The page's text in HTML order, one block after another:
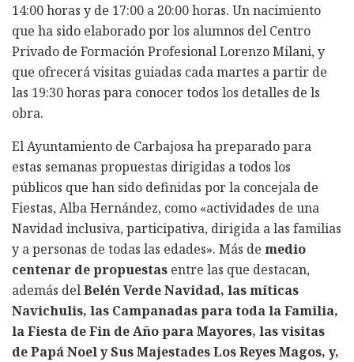
14:00 horas y de 17:00 a 20:00 horas. Un nacimiento
que ha sido elaborado por los alumnos del Centro
Privado de Formación Profesional Lorenzo Milani, y
que ofrecerá visitas guiadas cada martes a partir de
las 19:30 horas para conocer todos los detalles de ls
obra.
El Ayuntamiento de Carbajosa ha preparado para
estas semanas propuestas dirigidas a todos los
públicos que han sido definidas por la concejala de
Fiestas, Alba Hernández, como «actividades de una
Navidad inclusiva, participativa, dirigida a las familias
y a personas de todas las edades». Más de medio
centenar de propuestas entre las que destacan,
además delBelén Verde Navidad, las míticas
Navichulis, las Campanadas para toda la Familia,
la Fiesta de Fin de Año para Mayores, las visitas
de Papá Noel y Sus Majestades Los Reyes Magos, y,